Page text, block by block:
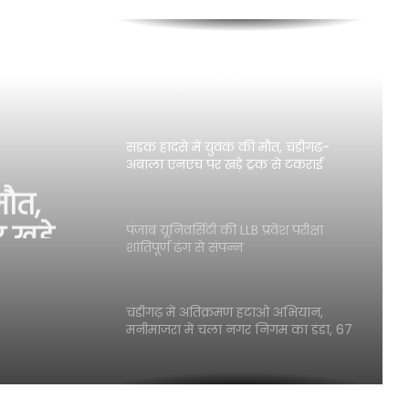
खड़े
सडक़ हादसे में युवक की मौत, चंडीगढ़-
अंबाला एनएच पर खड़े ट्रक से टकराई
पंजाब यूनिवर्सिटी की LLB प्रवेश परीक्षा
शांतिपूर्ण ढंग से संपन्न
चंडीगढ़ में अतिक्रमण हटाओ अभियान,
मनीमाजरा में चला नगर निगम का डंडा, 67